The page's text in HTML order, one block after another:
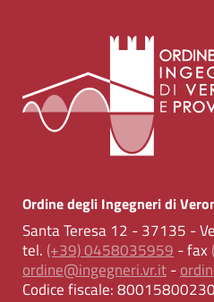
Ordine degli Ingegneri di
Santa Teresa 12 - 37135 -
tel. (+39) 0458035959 - fax
ordine@ingegneri.vr.it-
Codice fiscale:80015800230